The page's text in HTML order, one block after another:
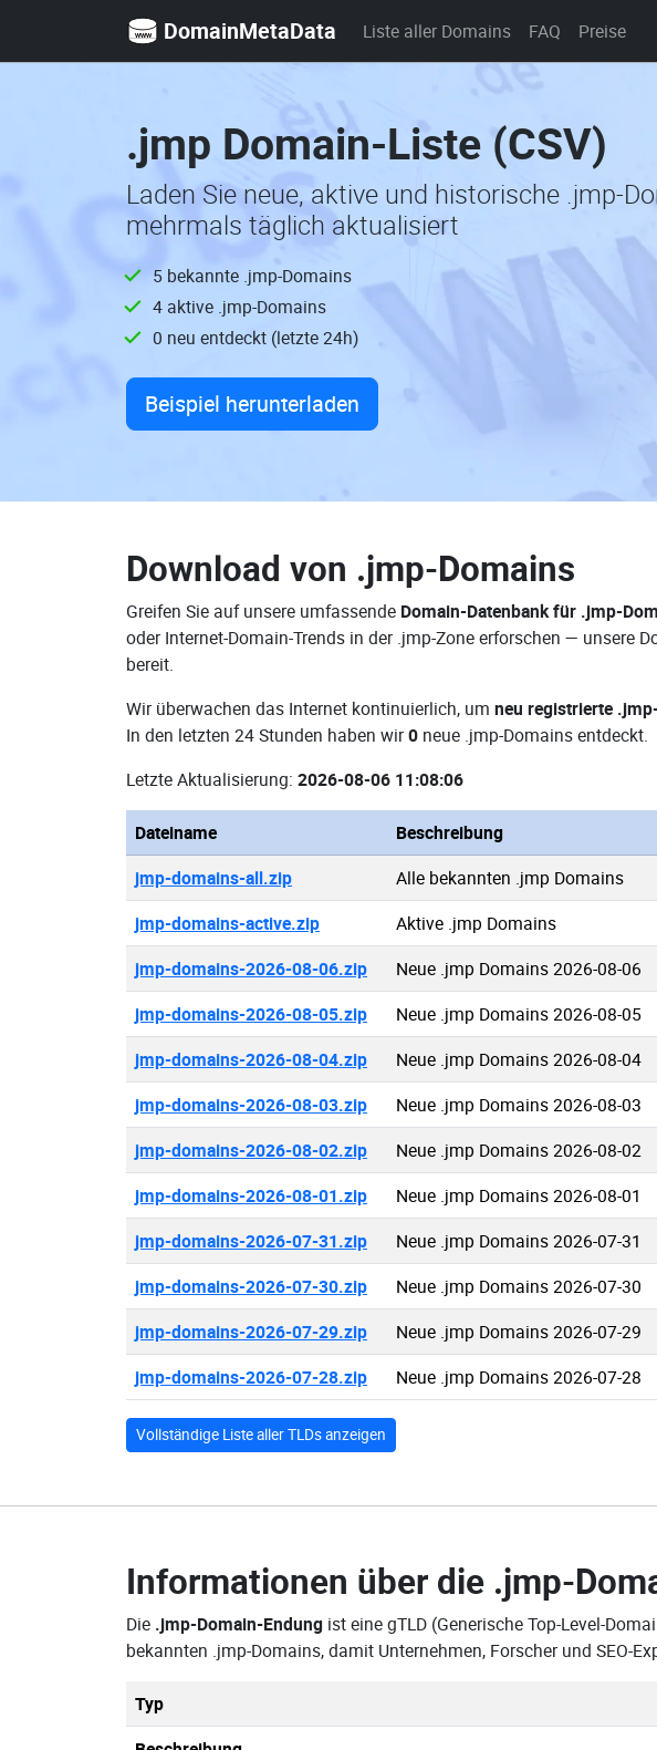
DomainMetaData Liste aller Domains FAQ Preise
.jmp Domain-Liste (CSV)
Laden Sie neue, aktive und historische .jmp-
mehrmals täglich aktualisiert
5 bekannte .jmp-Domains
4 aktive .jmp-Domains
0 neu entdeckt (letzte 24h)
Beispiel herunterladen
Download von .jmp-Domains
Greifen Sie auf unsere umfassende Domain-Datenbank für .jmp-
oder Internet-Domain-Trends in der .jmp-Zone erforschen — unsere
bereit.
Wir überwachen das Internet kontinuierlich, um neu registrierte
In den letzten 24 Stunden haben wir0 neue .jmp-Domains entdeckt.
Letzte Aktualisierung: 2026-08-06 11:08:06
Dateiname Beschreibung
jmp-domains-all.zip Alle bekannten .jmp Domains
jmp-domains-active.zip Aktive .jmp Domains
jmp-domains-2026-08-06.zip Neue .jmp Domains 2026-08-06
jmp-domains-2026-08-05.zip Neue .jmp Domains 2026-08-05
jmp-domains-2026-08-04.zip Neue .jmp Domains 2026-08-04
jmp-domains-2026-08-03.zip Neue .jmp Domains 2026-08-03
jmp-domains-2026-08-02.zip Neue .jmp Domains 2026-08-02
jmp-domains-2026-08-01.zip Neue .jmp Domains 2026-08-01
jmp-domains-2026-07-31.zip Neue .jmp Domains 2026-07-31
jmp-domains-2026-07-30.zip Neue .jmp Domains 2026-07-30
jmp-domains-2026-07-29.zip Neue .jmp Domains 2026-07-29
jmp-domains-2026-07-28.zip Neue .jmp Domains 2026-07-28
Vollständige Liste aller TLDs anzeigen
Informationen über die .jmp-
Die .jmp-Domain-Endung ist eine gTLD (Generische Top-Level-
bekannten .jmp-Domains, damit Unternehmen, Forscher und SEO-
Typ